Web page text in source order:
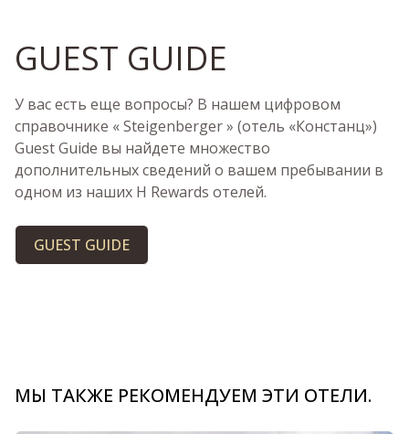
GUEST GUIDE
У вас есть еще вопросы? В нашем цифровом
справочнике « Steigenberger » (отель «Констанц»)
Guest Guide вы найдете множество
дополнительных сведений о вашем пребывании в
одном из наших H Rewards отелей.
GUEST GUIDE
МЫ ТАКЖЕ РЕКОМЕНДУЕМ ЭТИ ОТЕЛИ.